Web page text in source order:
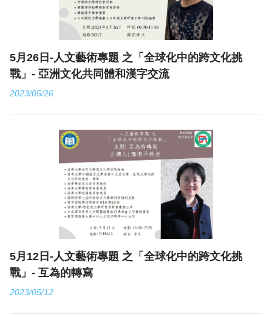
5月26日-人文藝術專題 之「全球化中的跨文化挑
戰」- 亞洲文化共同體和漢字交流
2023/05/26
5月12日-人文藝術專題 之「全球化中的跨文化挑
戰」- 互為的轉寫
2023/05/12